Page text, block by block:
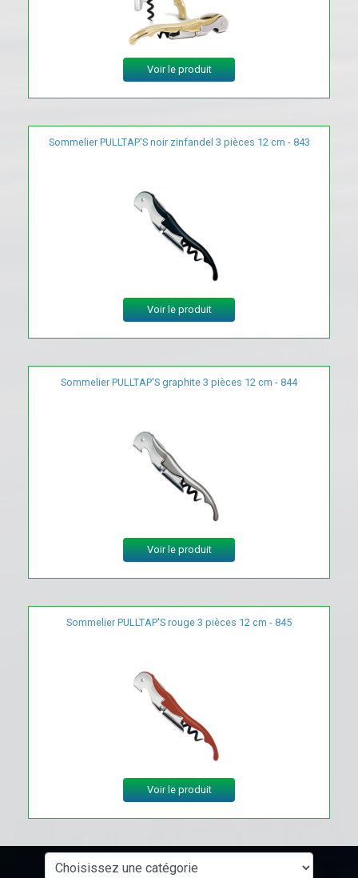
Voir le produit
Sommelier PULLTAP'S noir zinfandel 3 pièces 12 cm - 843
Voir le produit
Sommelier PULLTAP'S graphite 3 pièces 12 cm - 844
Voir le produit
Sommelier PULLTAP'S rouge 3 pièces 12 cm - 845
Voir le produit